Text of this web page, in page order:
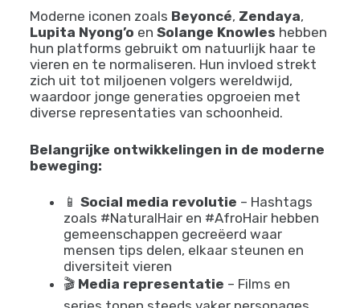
Haarnieuwe dimensies gekregen. Dankzij
social media en globale connectiviteit heeft
de natural hair movement een ongekende
reikwijdte en impact[3].
Moderne iconen zoalsBeyoncé,Zendaya
Lupita Nyong’oenSolange Knowleshebben
vieren en te normaliseren. Hun invloed strekt
zich uit tot miljoenen volgers wereldwijd,
waardoor jonge generaties opgroeien met
diverse representaties van schoonheid.
Belangrijke ontwikkelingen in de moderne
beweging:
📱Social media revolutie – Hashtags
zoals #NaturalHair en #AfroHair hebben